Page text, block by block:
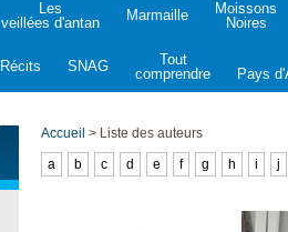
Les
veillées d'antan
Marmaille
Moissons
Noires
Récits SNAG
Tout
comprendre
Pays
Accueil > Liste des auteurs
a
b c d e f g h i j